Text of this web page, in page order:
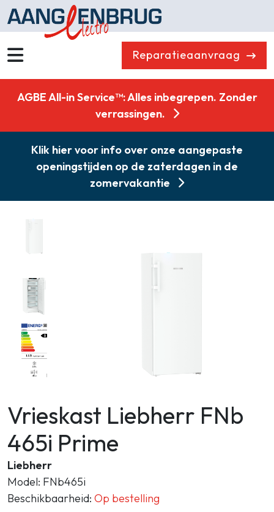
Reparatieaanvraag
Koelen & Vriezen
Koken
Koffiemachines
Professioneel
Stofzuigers
Quooker
Klein huishoudelijk
Combikorting
AGBE All-in Service™: Alles inbegrepen. Zonder
verrassingen.
Klik hier voor info over onze aangepaste
openingstijden op de zaterdagen in de
zomervakantie
Vrieskast Liebherr FNb
465i Prime
Liebherr
Model: FNb465i
Beschikbaarheid: Op bestelling